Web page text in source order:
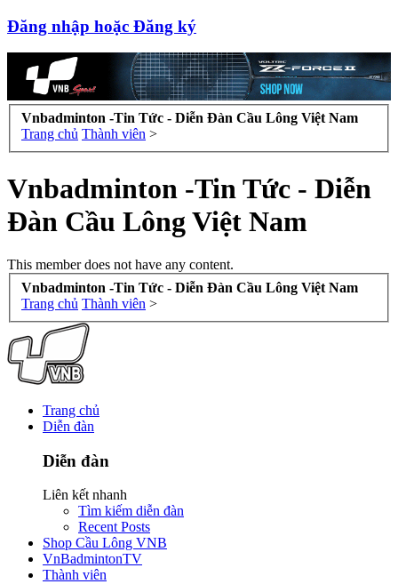
Đăng nhập hoặc Đăng ký
Vnbadminton -Tin Tức - Diễn Đàn Cầu Lông Việt Nam
Trang chủ Thành viên >
Vnbadminton -Tin Tức - Diễn
Đàn Cầu Lông Việt Nam
This member does not have any content.
Vnbadminton -Tin Tức - Diễn Đàn Cầu Lông Việt Nam
Trang chủ Thành viên >
Trang chủ
Diễn đàn
Diễn đàn
Liên kết nhanh
Tìm kiếm diễn đàn
Recent Posts
Shop Cầu Lông VNB
VnBadmintonTV
Thành viên